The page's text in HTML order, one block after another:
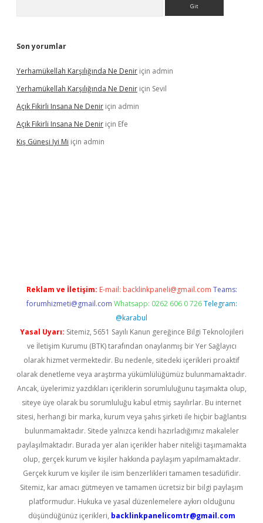
Son yorumlar
Yerhamükellah Karşılığında Ne Denir için admin
Yerhamükellah Karşılığında Ne Denir için Sevil
Açık Fikirli Insana Ne Denir için admin
Açık Fikirli Insana Ne Denir için Efe
Kış Güneşi Iyi Mi için admin
Reklam ve İletişim: E-mail: backlinkpaneli@gmail.com Teams:
forumhizmeti@gmail.com Whatsapp: 0262 606 0 726 Telegram:
@karabul
Yasal Uyarı: Sitemiz, 5651 Sayılı Kanun gereğince Bilgi Teknolojileri
ve İletişim Kurumu (BTK) tarafından onaylanmış bir Yer Sağlayıcı
olarak hizmet vermektedir. Bu nedenle, sitedeki içerikleri proaktif
olarak denetleme veya araştırma yükümlülüğümüz bulunmamaktadır.
Ancak, üyelerimiz yazdıkları içeriklerin sorumluluğunu taşımakta olup,
siteye üye olarak bu sorumluluğu kabul etmiş sayılırlar. Bu internet
sitesi, herhangi bir marka, kurum veya şahıs şirketi ile hiçbir bağlantısı
bulunmamaktadır. Sitede yalnızca kendi hazırladığımız makaleler
paylaşılmaktadır. Burada yer alan içerikler haber niteliği taşımamakta
olup, gerçek kurum ve kişiler hakkında paylaşım yapılmamaktadır.
Gerçek kurum ve kişiler ile isim benzerlikleri tamamen tesadüfidir.
Sitemiz, kar amacı gütmeyen ve tamamen ücretsiz bir bilgi paylaşım
platformudur. Hukuka ve yasal düzenlemelere aykırı olduğunu
düşündüğünüz içerikleri, backlinkpanelicomtr@gmail.com